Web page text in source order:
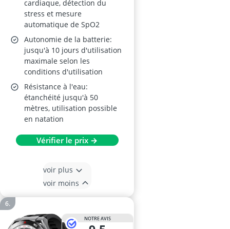
cardiaque, détection du
stress et mesure
automatique de SpO2
Autonomie de la batterie:
jusqu'à 10 jours d'utilisation
maximale selon les
conditions d'utilisation
Résistance à l'eau:
étanchéité jusqu'à 50
mètres, utilisation possible
en natation
Vérifier le prix →
voir plus
voir moins
NOTRE AVIS